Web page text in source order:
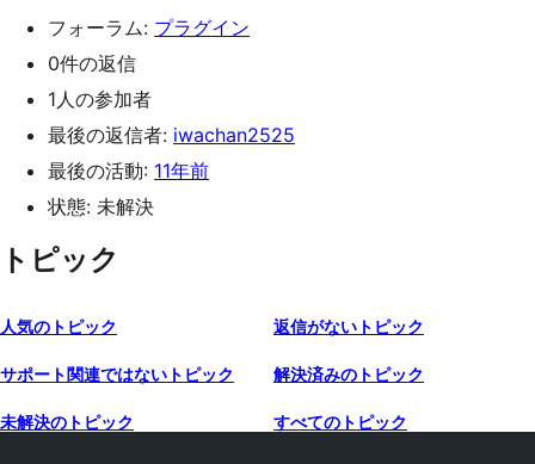
フォーラム: プラグイン
0件の返信
1人の参加者
最後の返信者: iwachan2525
最後の活動: 11年前
状態: 未解決
トピック
人気のトピック 返信がないトピック
サポート関連ではないトピック 解決済みのトピック
未解決のトピック すべてのトピック